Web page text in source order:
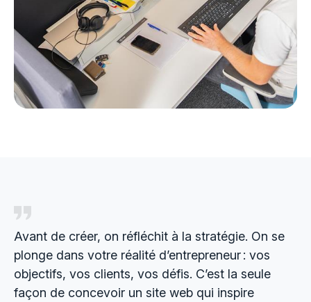
Avant de créer, on réfléchit à la stratégie. On se
plonge dans votre réalité d’entrepreneur : vos
objectifs, vos clients, vos défis. C’est la seule
façon de concevoir un site web qui inspire